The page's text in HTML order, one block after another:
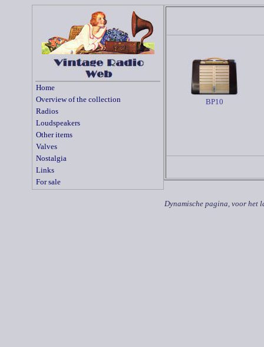
Home
Overview of the collection
Radios
Loudspeakers
Other items
Valves
Nostalgia
Links
For sale
BP10
Dynamische pagina, voor het